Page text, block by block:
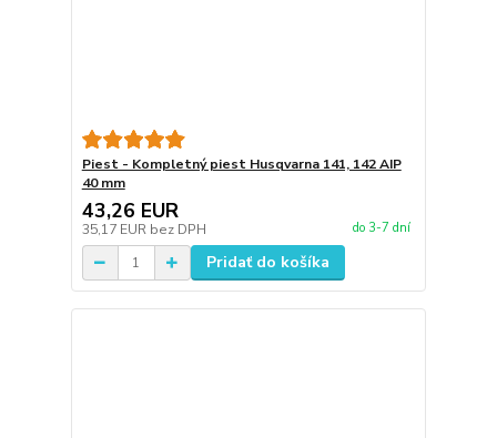
Piest - Kompletný piest Husqvarna 141, 142 AIP
40 mm
43,26 EUR
35,17 EUR bez DPH do 3-7 dní
Pridať do košíka